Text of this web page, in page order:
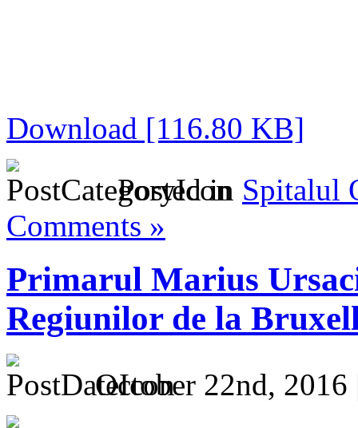
Download [116.80 KB]
Posted in Spitalul
Comments »
Primarul Marius
Regiunilor de la
October 22nd,